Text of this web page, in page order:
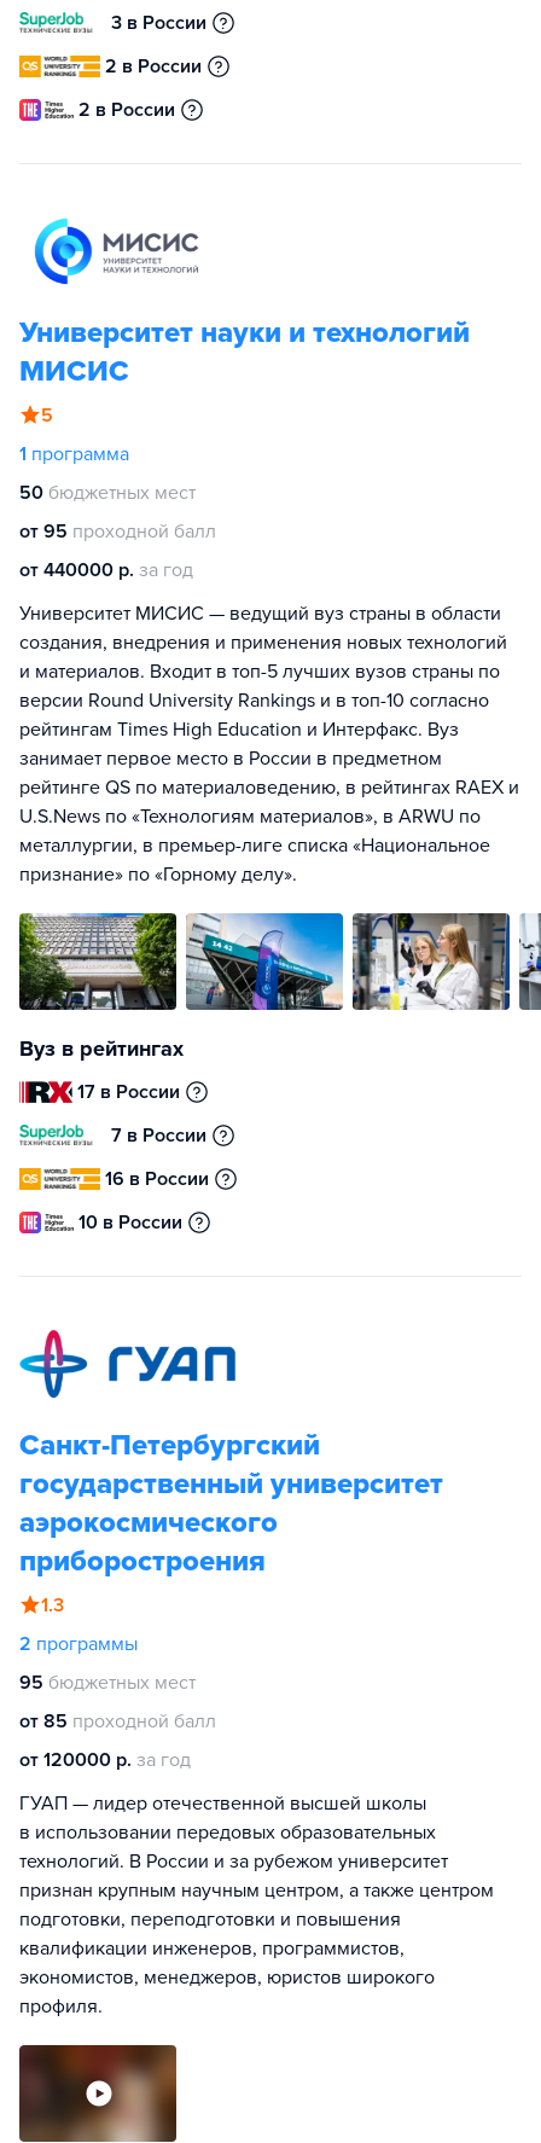
3 в России
2 в России
2 в России
Университет науки и технологий
МИСИС
5
1 программа
50 бюджетных мест
от 95 проходной балл
от 440000 р. за год
Университет МИСИС — ведущий вуз страны в области
создания, внедрения и применения новых технологий
и материалов. Входит в топ-5 лучших вузов страны по
версии Round University Rankings и в топ-10 согласно
рейтингам Times High Education и Интерфакс. Вуз
занимает первое место в России в предметном
рейтинге QS по материаловедению, в рейтингах RAEX и
U.S.News по «Технологиям материалов», в ARWU по
металлургии, в премьер-лиге списка «Национальное
признание» по «Горному делу».
Вуз в рейтингах
17 в России
7 в России
16 в России
10 в России
Санкт-Петербургский
государственный университет
аэрокосмического
приборостроения
1.3
2 программы
95 бюджетных мест
от 85 проходной балл
от 120000 р. за год
ГУАП — лидер отечественной высшей школы
в использовании передовых образовательных
технологий. В России и за рубежом университет
признан крупным научным центром, а также центром
подготовки, переподготовки и повышения
квалификации инженеров, программистов,
экономистов, менеджеров, юристов широкого
профиля.